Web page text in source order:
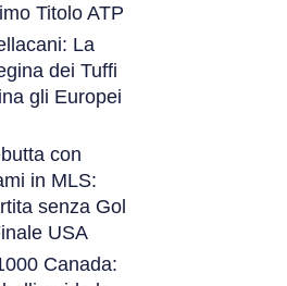
Titolo ATP
La
dei Tuffi
gli Europei
con
in MLS:
senza Gol
USA
Canada: